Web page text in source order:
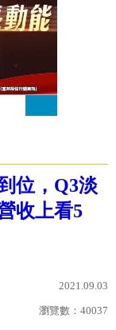
位，Q3淡
收上看5
2021.09.03
瀏覽數： 40037